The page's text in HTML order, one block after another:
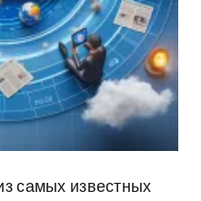
самых известных